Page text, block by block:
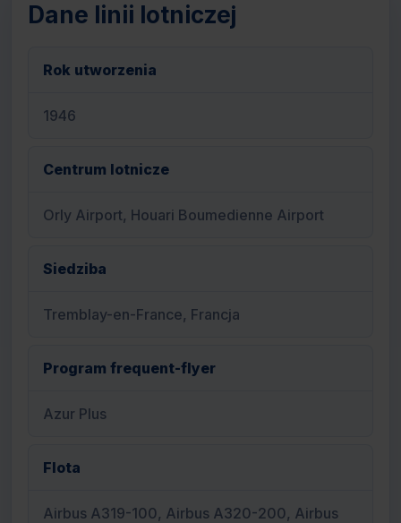
Dane linii lotniczej
Rok utworzenia
1946
Centrum lotnicze
Orly Airport, Houari Boumedienne Airport
Siedziba
Tremblay-en-France, Francja
Program frequent-flyer
Azur Plus
Flota
Airbus A319-100, Airbus A320-200, Airbus